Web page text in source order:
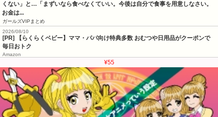
くない」と…「まずいなら食べなくていい。今後は自分で食事を用意しなさい。
お金は...
ガールズVIPまとめ
2026/08/10
[PR] 【らくらくベビー】ママ・パパ向け特典多数 おむつや日用品がクーポンで
毎日おトク
Amazon
¥55